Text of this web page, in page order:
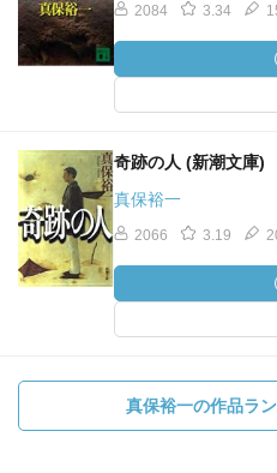
2084 3.34
奇跡の人 (新潮文庫)
真保裕一
2066 3.19
真保裕一の作品ラ